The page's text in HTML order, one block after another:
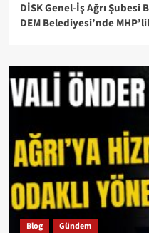
DİSK Genel-İş Ağrı Şubesi
DEM Belediyesi’nde
Blog Gündem